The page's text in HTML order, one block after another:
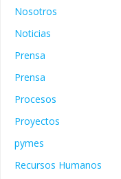
Nosotros
Noticias
Prensa
Prensa
Procesos
Proyectos
pymes
Recursos Humanos